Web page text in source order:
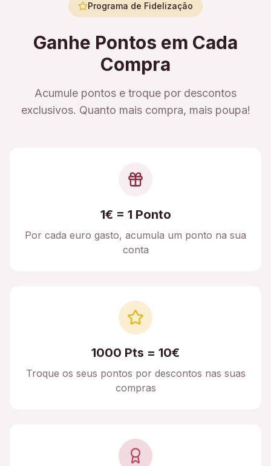
Programa de Fidelização
Ganhe Pontos em Cada
Compra
Acumule pontos e troque por descontos
exclusivos. Quanto mais compra, mais poupa!
1€ = 1 Ponto
Por cada euro gasto, acumula um ponto na sua
conta
1000 Pts = 10€
Troque os seus pontos por descontos nas suas
compras